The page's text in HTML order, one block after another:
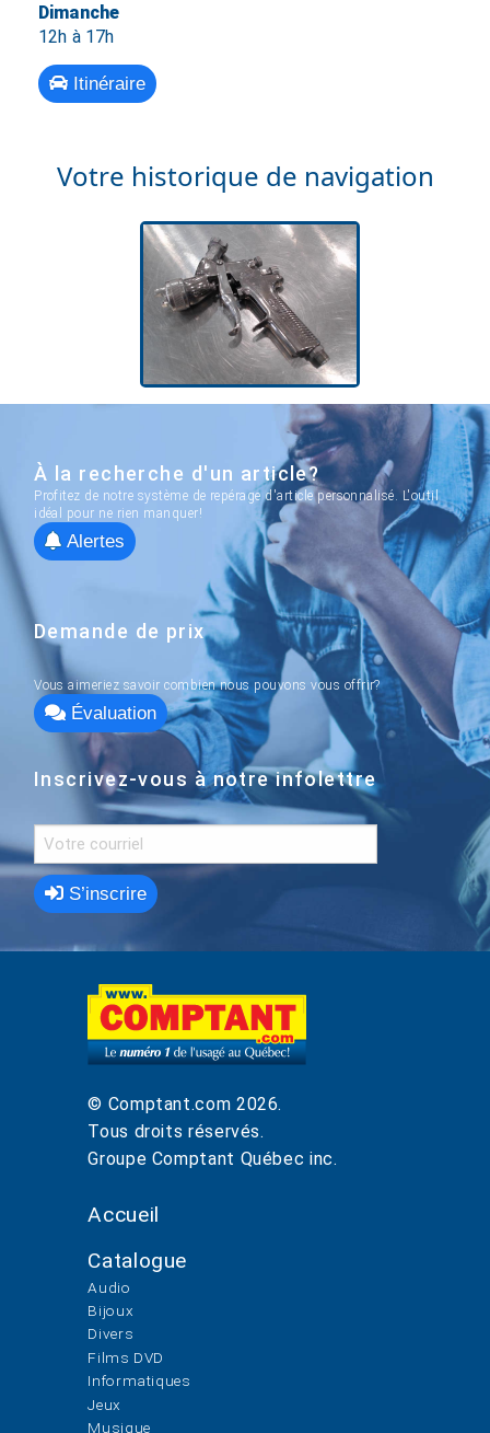
Dimanche
12h à 17h
Itinéraire
Votre historique de navigation
À la recherche d'un article?
Profitez de notre système de repérage d'article personnalisé. L'outil
idéal pour ne rien manquer!
Alertes
Demande de prix
Vous aimeriez savoir combien nous pouvons vous offrir?
Évaluation
Inscrivez-vous à notre infolettre
S’inscrire
© Comptant.com 2026.
Tous droits réservés.
Groupe Comptant Québec inc.
Accueil
Catalogue
Audio
Bijoux
Divers
Films DVD
Informatiques
Jeux
Musique